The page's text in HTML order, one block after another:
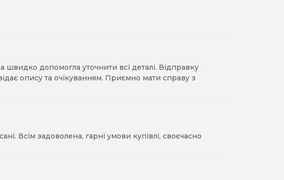
допомогла уточнити всі деталі. Відправку
опису та очікуванням. Приємно мати справу з
Всім задоволена, гарні умови купівлі, своєчасно